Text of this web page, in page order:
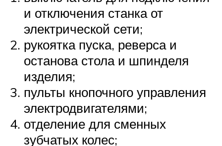
и отключения станка от
электрической сети;
рукоятка пуска, реверса и
останова стола и шпинделя
изделия;
пульты кнопочного управления
электродвигателями;
отделение для сменных
зубчатых колес;